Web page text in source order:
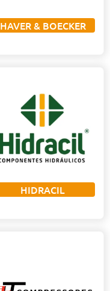
HAVER & BOECKER
HIDRACIL